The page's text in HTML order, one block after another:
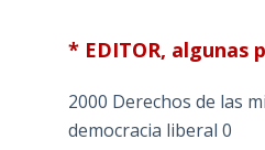
* EDITOR, algunas
2000 Derechos de las
democracia liberal 0